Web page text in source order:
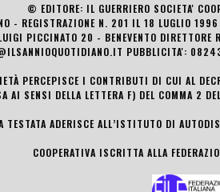
© EDITORE: IL GUERRIERO SOCIETA'
- REGISTRAZIONE N. 201 IL 18 LUGLIO
LUIGI PICCINATO 20 - BENEVENTO
PUBBLICITA':
PERCEPISCE I CONTRIBUTI DI CUI AL
AI SENSI DELLA LETTERA F) DEL COMMA 2
TESTATA ADERISCE ALL’ISTITUTO DI
COOPERATIVA ISCRITTA ALLA